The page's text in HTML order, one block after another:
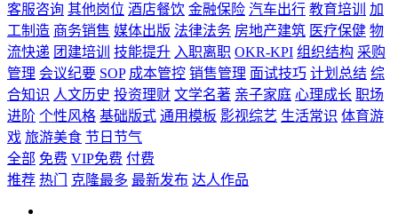
客服咨询 其他岗位 酒店餐饮 金融保险 汽车出行 教育培训
加
工制造 商务销售 媒体出版 法律法务 房地产建筑 医疗保健 物
流快递 团建培训 技能提升 入职离职 OKR-KPI 组织结构 采购
管理 会议纪要 SOP 成本管控 销售管理 面试技巧 计划总结 综
合知识 人文历史 投资理财 文学名著 亲子家庭 心理成长 职场
进阶 个性风格 基础版式 通用模板 影视综艺 生活常识 体育游
戏 旅游美食 节日节气
全部 免费 VIP免费 付费
推荐 热门 克隆最多 最新发布 达人作品